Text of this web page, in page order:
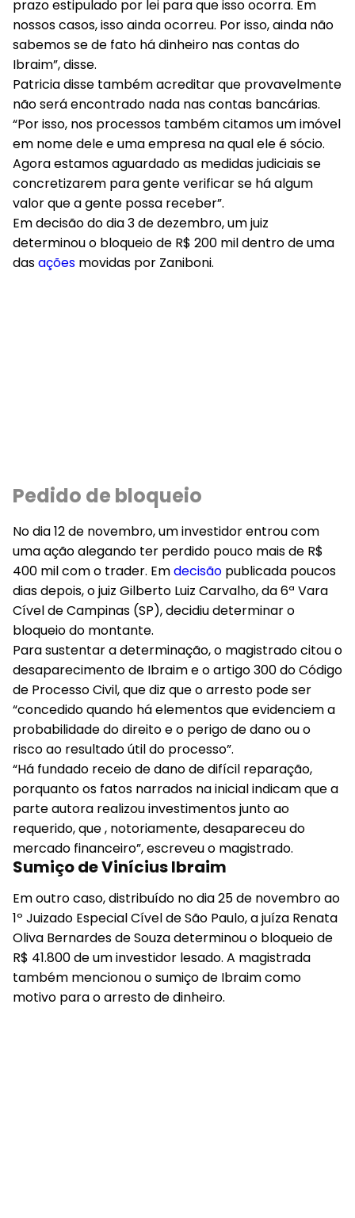
prazo estipulado por lei para que isso ocorra. Em
nossos casos, isso ainda ocorreu. Por isso, ainda não
sabemos se de fato há dinheiro nas contas do
Ibraim”, disse.
Patricia disse também acreditar que provavelmente
não será encontrado nada nas contas bancárias.
“Por isso, nos processos também citamos um imóvel
em nome dele e uma empresa na qual ele é sócio.
Agora estamos aguardado as medidas judiciais se
concretizarem para gente verificar se há algum
valor que a gente possa receber”.
Em decisão do dia 3 de dezembro, um juiz
determinou o bloqueio de R$ 200 mil dentro de uma
dasações movidas por Zaniboni.
Pedido de bloqueio
No dia 12 de novembro, um investidor entrou com
uma ação alegando ter perdido pouco mais de R$
400 mil com o trader. Emdecisão publicada poucos
dias depois, o juiz Gilberto Luiz Carvalho, da 6ª Vara
Cível de Campinas (SP), decidiu determinar o
bloqueio do montante.
Para sustentar a determinação, o magistrado citou o
desaparecimento de Ibraim e o artigo 300 do Código
de Processo Civil, que diz que o arresto pode ser
“concedido quando há elementos que evidenciem a
probabilidade do direito e o perigo de dano ou o
risco ao resultado útil do processo”.
“Há fundado receio de dano de difícil reparação,
porquanto os fatos narrados na inicial indicam que a
parte autora realizou investimentos junto ao
requerido, que , notoriamente, desapareceu do
mercado financeiro”, escreveu o magistrado.
Sumiço de Vinícius Ibraim
Em outro caso, distribuído no dia 25 de novembro ao
1º Juizado Especial Cível de São Paulo, a juíza Renata
Oliva Bernardes de Souza determinou o bloqueio de
R$ 41.800 de um investidor lesado. A magistrada
também mencionou o sumiço de Ibraim como
motivo para o arresto de dinheiro.